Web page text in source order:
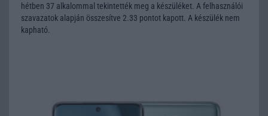
hétben 37 alkalommal tekintették meg a készüléket. A felhasználói
szavazatok alapján összesítve 2.33 pontot kapott. A készülék nem
kapható.